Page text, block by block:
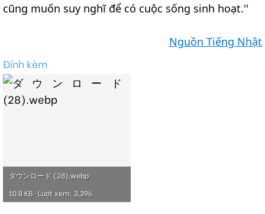
cũng muốn suy nghĩ để có cuộc sống sinh hoạt.''
Nguồn Tiếng Nhật
Đính kèm
ダウンロード (28).webp
10.8 KB · Lượt xem: 3,396